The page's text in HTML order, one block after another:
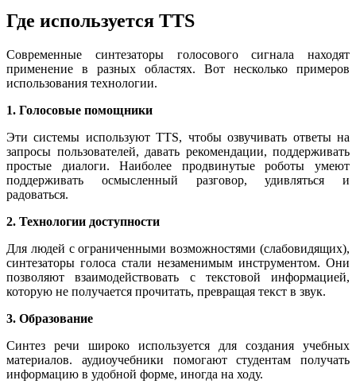
Где используется TTS
Современные синтезаторы голосового сигнала находят
применение в разных областях. Вот несколько примеров
использования технологии.
1. Голосовые помощники
Эти системы используют TTS, чтобы озвучивать ответы на
запросы пользователей, давать рекомендации, поддерживать
простые диалоги. Наиболее продвинутые роботы умеют
поддерживать осмысленный разговор, удивляться и
радоваться.
2. Технологии доступности
Для людей с ограниченными возможностями (слабовидящих),
синтезаторы голоса стали незаменимым инструментом. Они
позволяют взаимодействовать с текстовой информацией,
которую не получается прочитать, превращая текст в звук.
3. Образование
Синтез речи широко используется для создания учебных
материалов. аудиоучебники помогают студентам получать
информацию в удобной форме, иногда на ходу.